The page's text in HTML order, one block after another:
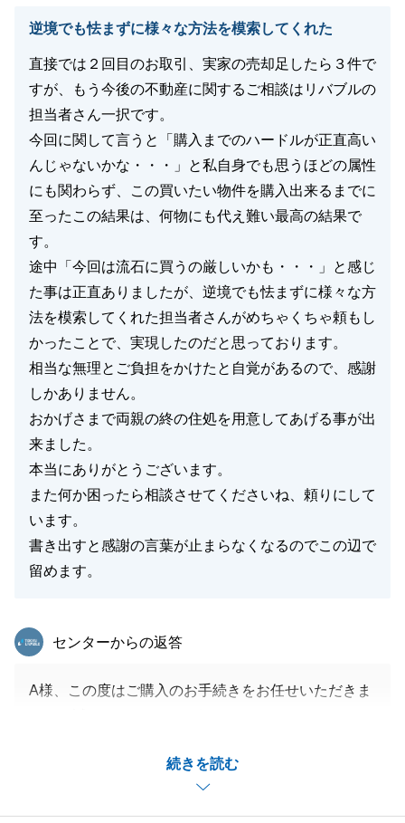
逆境でも怯まずに様々な方法を模索してくれた
直接では２回目のお取引、実家の売却足したら３件で
すが、もう今後の不動産に関するご相談はリバブルの
担当者さん一択です。
今回に関して言うと「購入までのハードルが正直高い
んじゃないかな・・・」と私自身でも思うほどの属性
にも関わらず、この買いたい物件を購入出来るまでに
至ったこの結果は、何物にも代え難い最高の結果で
す。
途中「今回は流石に買うの厳しいかも・・・」と感じ
た事は正直ありましたが、逆境でも怯まずに様々な方
法を模索してくれた担当者さんがめちゃくちゃ頼もし
かったことで、実現したのだと思っております。
相当な無理とご負担をかけたと自覚があるので、感謝
しかありません。
おかげさまで両親の終の住処を用意してあげる事が出
来ました。
本当にありがとうございます。
また何か困ったら相談させてくださいね、頼りにして
います。
書き出すと感謝の言葉が止まらなくなるのでこの辺で
留めます。
続きを読む
東急リバブル
センターからの返答
A様、この度はご購入のお手続きをお任せいただきま
お互いの立場から率直な意見を伝え合うことができ、
無事にご購入されたことを大変嬉しく思います。